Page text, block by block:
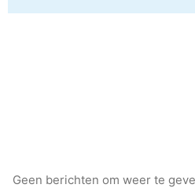
Geen berichten om weer te